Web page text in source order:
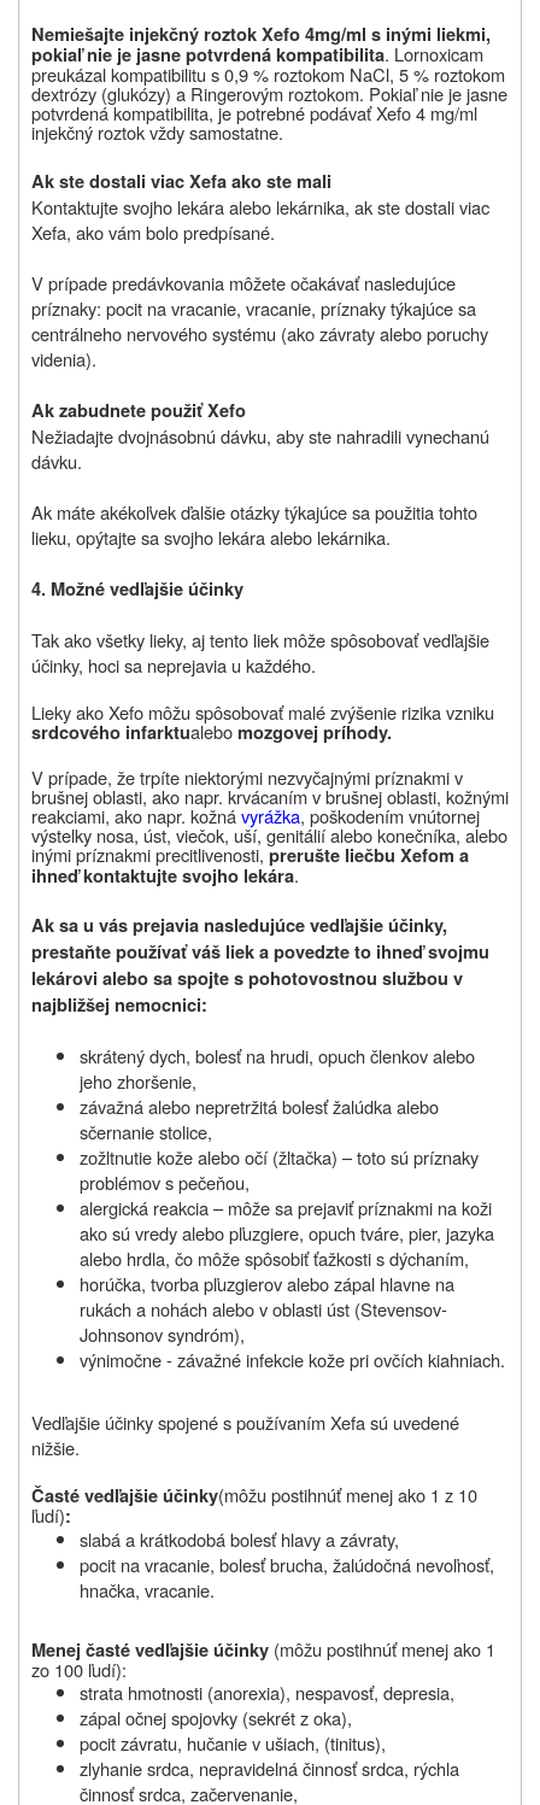
Nemiešajte injekčný roztok Xefo 4mg/ml s inými liekmi,
pokiaľ nie je jasne potvrdená kompatibilita. Lornoxicam
preukázal kompatibilitu s 0,9 % roztokom NaCl, 5 % roztokom
dextrózy (glukózy) a Ringerovým roztokom. Pokiaľ nie je jasne
potvrdená kompatibilita, je potrebné podávať Xefo 4 mg/ml
injekčný roztok vždy samostatne.
Ak ste dostali viac Xefa ako ste mali
Kontaktujte svojho lekára alebo lekárnika, ak ste dostali viac
Xefa, ako vám bolo predpísané.
V prípade predávkovania môžete očakávať nasledujúce
príznaky: pocit na vracanie, vracanie, príznaky týkajúce sa
centrálneho nervového systému (ako závraty alebo poruchy
videnia).
Ak zabudnete použiť Xefo
Nežiadajte dvojnásobnú dávku, aby ste nahradili vynechanú
dávku.
Ak máte akékoľvek ďalšie otázky týkajúce sa použitia tohto
lieku, opýtajte sa svojho lekára alebo lekárnika.
4. Možné vedľajšie účinky
Tak ako všetky lieky, aj tento liek môže spôsobovať vedľajšie
účinky, hoci sa neprejavia u každého.
Lieky ako Xefo môžu spôsobovať malé zvýšenie rizika vzniku
srdcového infarktualebomozgovej príhody.
V prípade, že trpíte niektorými nezvyčajnými príznakmi v
brušnej oblasti, ako napr. krvácaním v brušnej oblasti, kožnými
reakciami, ako napr. kožnávyrážka, poškodením vnútornej
výstelky nosa, úst, viečok, uší, genitálií alebo konečníka, alebo
inými príznakmi precitlivenosti, prerušte liečbu Xefom a
ihneď kontaktujte svojho lekára.
Ak sa u vás prejavia nasledujúce vedľajšie účinky,
prestaňte používať váš liek a povedzte to ihneď svojmu
lekárovi alebo sa spojte s pohotovostnou službou v
najbližšej nemocnici:
skrátený dych, bolesť na hrudi, opuch členkov alebo
jeho zhoršenie,
závažná alebo nepretržitá bolesť žalúdka alebo
sčernanie stolice,
zožltnutie kože alebo očí (žltačka) – toto sú príznaky
problémov s pečeňou,
alergická reakcia – môže sa prejaviť príznakmi na koži
ako sú vredy alebo pľuzgiere, opuch tváre, pier, jazyka
alebo hrdla, čo môže spôsobiť ťažkosti s dýchaním,
horúčka, tvorba pľuzgierov alebo zápal hlavne na
rukách a nohách alebo v oblasti úst (Stevensov-
Johnsonov syndróm),
výnimočne - závažné infekcie kože pri ovčích kiahniach.
Vedľajšie účinky spojené s používaním Xefa sú uvedené
nižšie.
Časté vedľajšie účinky(môžu postihnúť menej ako 1 z 10
ľudí):
slabá a krátkodobá bolesť hlavy a závraty,
pocit na vracanie, bolesť brucha, žalúdočná nevoľnosť,
hnačka, vracanie.
Menej časté vedľajšie účinky (môžu postihnúť menej ako 1
zo 100 ľudí):
strata hmotnosti (anorexia), nespavosť, depresia,
zápal očnej spojovky (sekrét z oka),
pocit závratu, hučanie v ušiach, (tinitus),
zlyhanie srdca, nepravidelná činnosť srdca, rýchla
činnosť srdca, začervenanie,